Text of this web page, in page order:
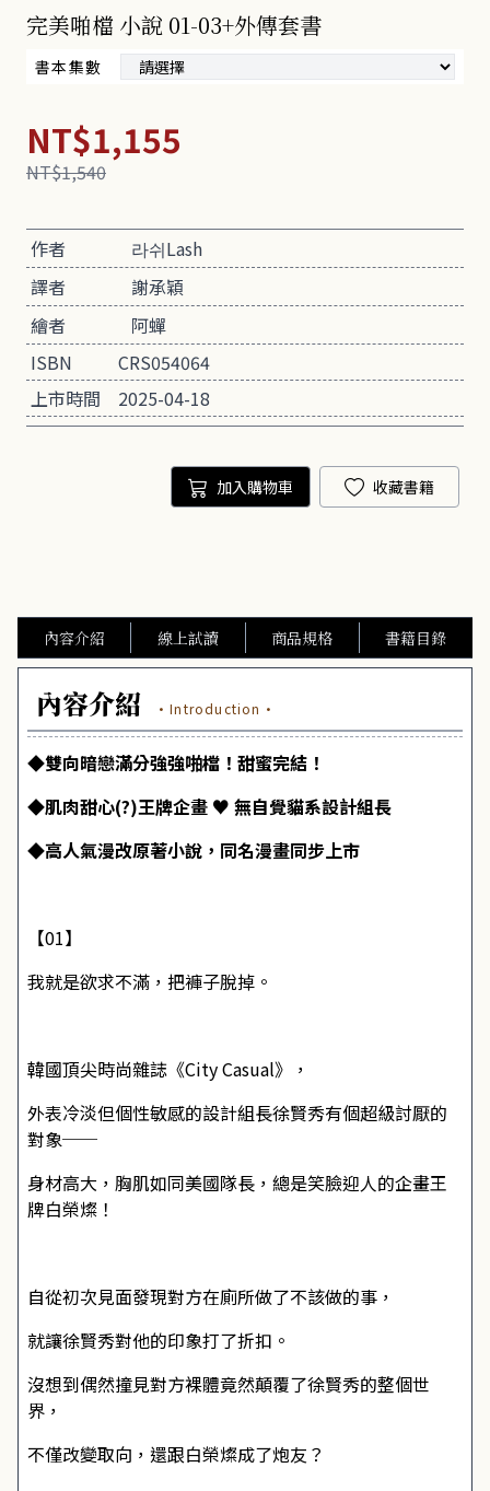
完美啪檔 小說 01-03+外傳套書
書本集數
NT$1,155
NT$1,540
作者
라쉬Lash
譯者
謝承穎
繪者
阿蟬
ISBN
CRS054064
上市時間
2025-04-18
加入購物車 收藏書籍
內容介紹 線上試讀 商品規格 書籍目錄
內容介紹 ·Introduction·
◆雙向暗戀滿分強強啪檔！甜蜜完結！
◆肌肉甜心(?)王牌企畫 ♥ 無自覺貓系設計組長
◆高人氣漫改原著小說，同名漫畫同步上市
【01】
我就是欲求不滿，把褲子脫掉。
韓國頂尖時尚雜誌《City Casual》，
外表冷淡但個性敏感的設計組長徐賢秀有個超級討厭的
對象──
身材高大，胸肌如同美國隊長，總是笑臉迎人的企畫王
牌白榮燦！
自從初次見面發現對方在廁所做了不該做的事，
就讓徐賢秀對他的印象打了折扣。
沒想到偶然撞見對方裸體竟然顛覆了徐賢秀的整個世
界，
不僅改變取向，還跟白榮燦成了炮友？